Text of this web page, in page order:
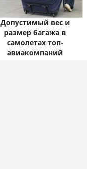
Допустимый вес и
размер багажа в
самолетах топ-
авиакомпаний